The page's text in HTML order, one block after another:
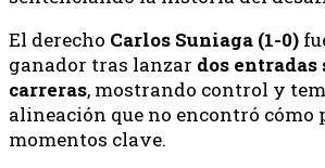
El derecho Carlos Suniaga (1-0)
ganador tras lanzar dos
carreras, mostrando control y
alineación que no encontró cómo
momentos clave.